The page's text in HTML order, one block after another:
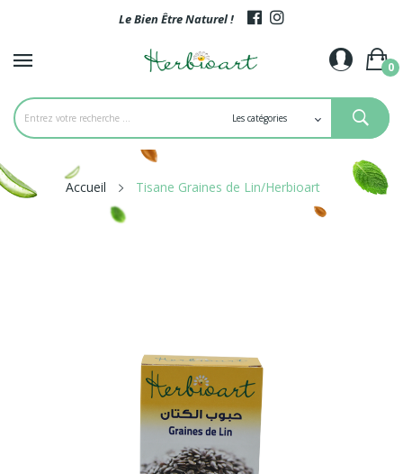
Le Bien Être Naturel !
0
Accueil Tisane Graines de Lin/Herbioart